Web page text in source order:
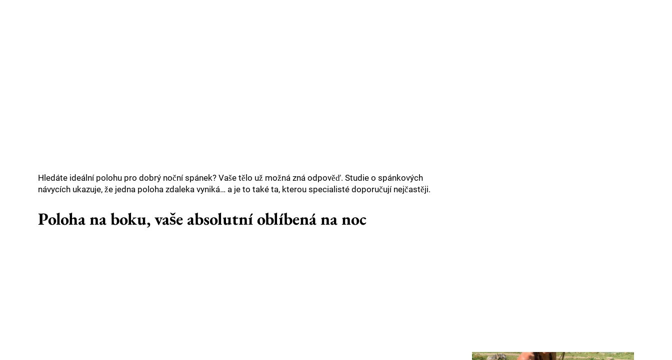
Hledáte ideální polohu pro dobrý noční spánek? Vaše tělo už možná zná odpověď. Studie o spánkových
návycích ukazuje, že jedna poloha zdaleka vyniká… a je to také ta, kterou specialisté doporučují nejčastěji.
Poloha na boku, vaše absolutní oblíbená na noc